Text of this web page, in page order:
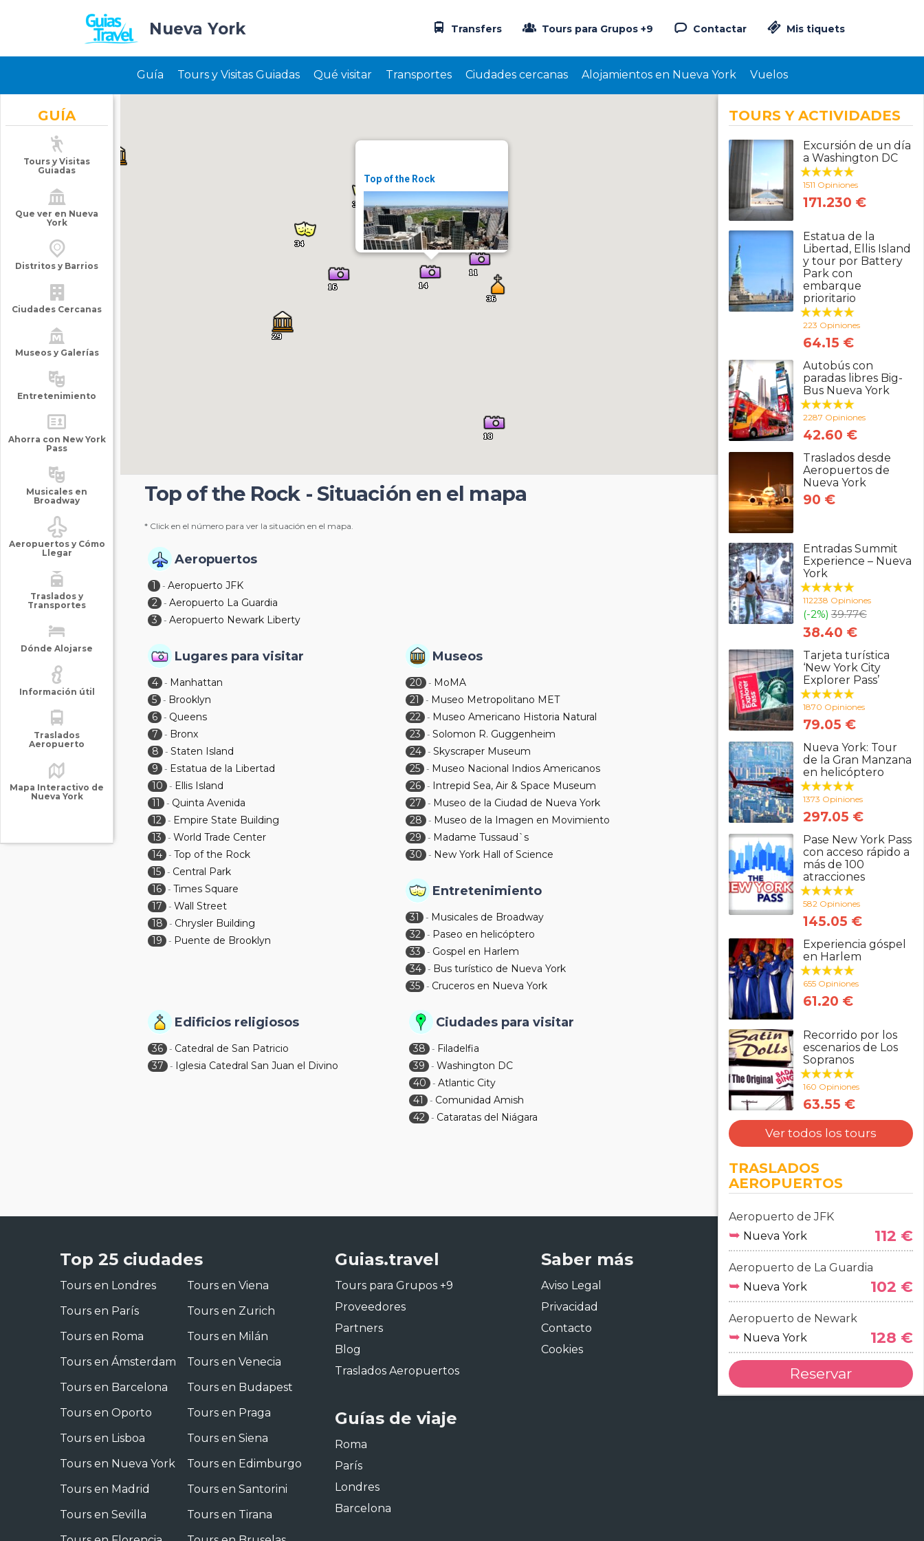
Nueva York Mis tiquets
Contactar
Tours para Grupos +9
Transfers
Guía Tours y Visitas Guiadas Qué visitar Transportes Ciudades cercanas Alojamientos en Nueva York Vuelos
GUÍA
Tours y Visitas
Guiadas
Que ver en Nueva
York
Distritos y Barrios
Ciudades Cercanas
Museos y Galerías
Entretenimiento
Ahorra con New York
Pass
Musicales en
Broadway
Aeropuertos y Cómo
Llegar
Traslados y
Transportes
Dónde Alojarse
Información útil
Traslados
Aeropuerto
Mapa Interactivo de
Nueva York
Top of the Rock
Top of the Rock - Situación en el mapa
* Click en el número para ver la situación en el mapa.
Aeropuertos
1 -Aeropuerto JFK
2 -Aeropuerto La Guardia
3
-Aeropuerto Newark Liberty
Lugares para visitar
4 - Manhattan
5 - Brooklyn
6 - Queens
7
- Bronx
8
-Staten Island
9
- Estatua de la Libertad
10
- Ellis Island
11
- Quinta Avenida
12 - Empire State Building
13
- World Trade Center
14 - Top of the Rock
15 - Central Park
16 - Times Square
17
- Wall Street
18
- Chrysler Building
19
- Puente de Brooklyn
Museos
20 - MoMA
21
- Museo Metropolitano MET
22 - Museo Americano Historia Natural
23
-Solomon R. Guggenheim
24 -Skyscraper Museum
25 - Museo Nacional Indios Americanos
26 - Intrepid Sea, Air & Space Museum
27
- Museo de la Ciudad de Nueva York
28
- Museo de la Imagen en Movimiento
29
- Madame Tussaud`s
30
- New York Hall of Science
Entretenimiento
31 - Musicales de Broadway
32 - Paseo en helicóptero
33
- Gospel en Harlem
34 - Bus turístico de Nueva York
35 - Cruceros en Nueva York
Edificios religiosos
36 - Catedral de San Patricio
37
- Iglesia Catedral San Juan el Divino
Ciudades para visitar
38 - Filadelfia
39
- Washington DC
40
-Atlantic City
41
- Comunidad Amish
42 - Cataratas del Niágara
TOURS Y ACTIVIDADES
Excursión de un día
a Washington DC
1511 Opiniones
171.230 €
Estatua de la
Libertad, Ellis Island
y tour por Battery
Park con
embarque
prioritario
223 Opiniones
64.15 €
Autobús con
paradas libres Big-
Bus Nueva York
2287 Opiniones
42.60 €
Traslados desde
Aeropuertos de
Nueva York
90 €
Entradas Summit
Experience – Nueva
York
112238 Opiniones
(-2%) 39.77€
38.40 €
Tarjeta turística
‘New York City
Explorer Pass’
1870 Opiniones
79.05 €
Nueva York: Tour
de la Gran Manzana
en helicóptero
1373 Opiniones
297.05 €
Pase New York Pass
con acceso rápido a
más de 100
atracciones
582 Opiniones
145.05 €
Experiencia góspel
en Harlem
655 Opiniones
61.20 €
Recorrido por los
escenarios de Los
Sopranos
160 Opiniones
63.55 €
Ver todos los tours
TRASLADOS
AEROPUERTOS
Aeropuerto de JFK
➥ Nueva York 112 €
Aeropuerto de La Guardia
➥ Nueva York 102 €
Aeropuerto de Newark
➥ Nueva York 128 €
Reservar
Top 25 ciudades
Tours en Londres
Tours en París
Tours en Roma
Tours en Ámsterdam
Tours en Barcelona
Tours en Oporto
Tours en Lisboa
Tours en Nueva York
Tours en Madrid
Tours en Sevilla
Tours en Viena
Tours en Zurich
Tours en Milán
Tours en Venecia
Tours en Budapest
Tours en Praga
Tours en Siena
Tours en Edimburgo
Tours en Santorini
Tours en Tirana
Guias.travel
Tours para Grupos +9
Proveedores
Partners
Blog
Traslados Aeropuertos
Guías de viaje
Roma
París
Londres
Barcelona
Saber más
Aviso Legal
Privacidad
Contacto
Cookies
Pago seguro